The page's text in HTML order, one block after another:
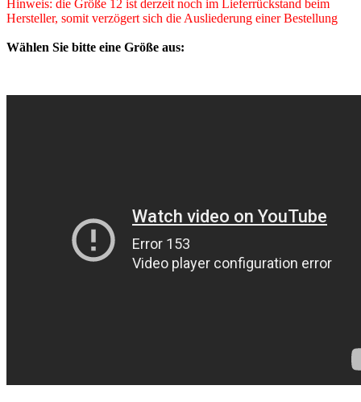
Hinweis: die Größe 12 ist derzeit noch im Lieferrückstand beim
Hersteller, somit verzögert sich die Ausliederung einer Bestellung
Wählen Sie bitte eine Größe aus: